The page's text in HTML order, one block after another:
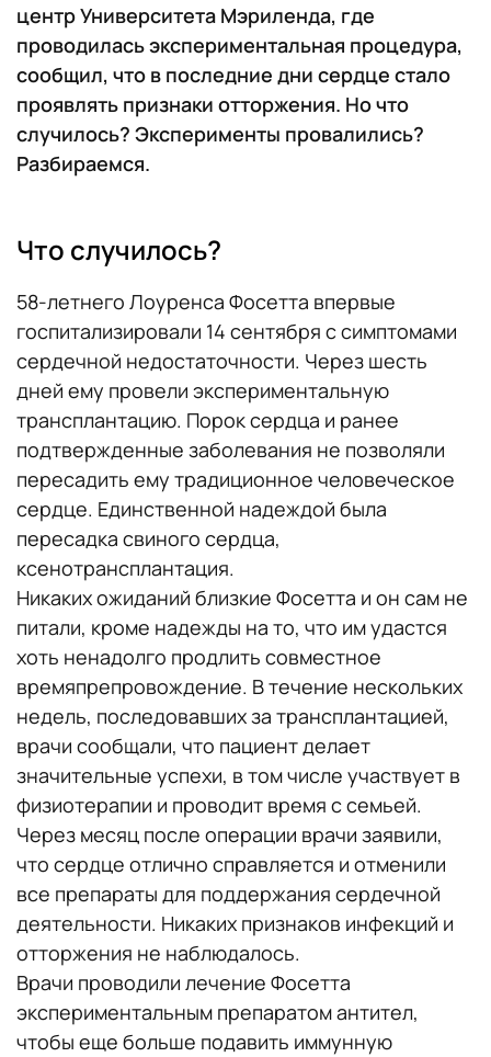
центр Университета Мэриленда, где
проводилась экспериментальная процедура,
сообщил, что в последние дни сердце стало
проявлять признаки отторжения. Но что
случилось? Эксперименты провалились?
Разбираемся.
Что случилось?
58-летнего Лоуренса Фосетта впервые
госпитализировали 14 сентября с симптомами
сердечной недостаточности. Через шесть
дней ему провели экспериментальную
трансплантацию. Порок сердца и ранее
подтвержденные заболевания не позволяли
пересадить ему традиционное человеческое
сердце. Единственной надеждой была
пересадка свиного сердца,
ксенотрансплантация.
Никаких ожиданий близкие Фосетта и он сам не
питали, кроме надежды на то, что им удастся
хоть ненадолго продлить совместное
времяпрепровождение. В течение нескольких
недель, последовавших за трансплантацией,
врачи сообщали, что пациент делает
значительные успехи, в том числе участвует в
физиотерапии и проводит время с семьей.
Через месяц после операции врачи заявили,
что сердце отлично справляется и отменили
все препараты для поддержания сердечной
деятельности. Никаких признаков инфекций и
отторжения не наблюдалось.
Врачи проводили лечение Фосетта
экспериментальным препаратом антител,
чтобы еще больше подавить иммунную